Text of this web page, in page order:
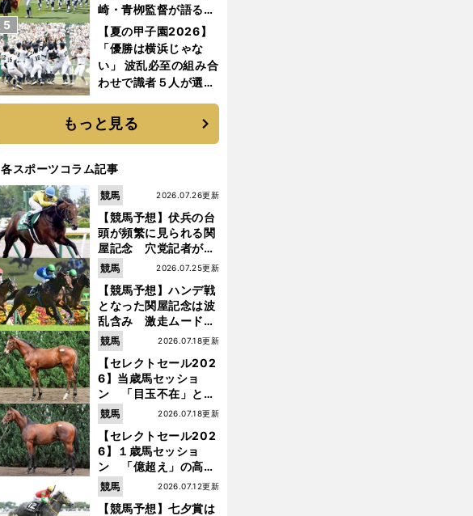
崎・青栁監督が語る
「機動破壊」はこうし
て生まれた
【夏の甲子園2026】
「優勝は横浜じゃな
い」 波乱必至の組み合
わせで識者５人が選ん
5
もっと見る
各スポーツコラム記事
【競馬予想】伏兵の台
頭が頻繁に見られる関
屋記念 穴党記者が目
をつけた激走候補２頭
2026.07.26更新
競馬
【競馬予想】ハンデ戦
となった関屋記念は波
乱含み 激走ムード漂
うのは「勢いのある上
がり馬」
2026.07.25更新
競馬
【セレクトセール202
6】当歳馬セッショ
ン 「目玉不在」と言
われた新種牡馬たちの
評価はいかに!?
2026.07.18更新
競馬
【セレクトセール202
6】１歳馬セッショ
ン 「億超え」の高額
馬のなかで現場のプロ
がほれ込んだ４頭
2026.07.18更新
競馬
【競馬予想】七夕賞は
2026.07.12更新
競馬